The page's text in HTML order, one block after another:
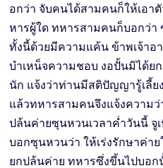
อกว่า จับคนได้สามคนก็ให้เอา
หารผู้ใด ทหารสามคนก็บอกว่า
ทั้งนี้ด้วยมีความแค้น ข้าพเจ้าอ
บำเหน็จความชอบ งอปั้นมิได้ย
นัก แจ้งว่าท่านมีสติปัญญารู้เลี้
แล้วทหารสามคนจึงแจ้งความว่
ปล้นค่ายซุนหวนเวลาคํ่าวันนี้ จู
บอกซุนหวนว่า ให้เร่งรักษาค่า
ยกปล้นค่าย ทหารซึ่งขึ้นไปบอ